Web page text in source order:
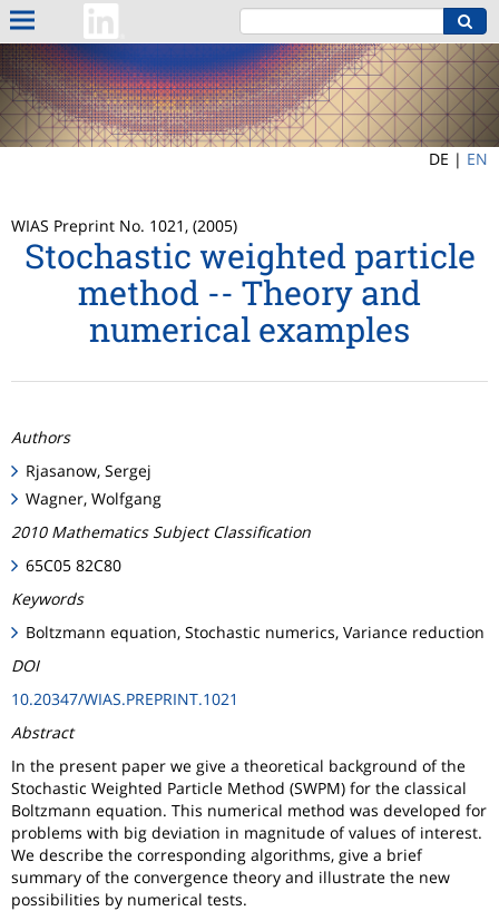
DE | EN
WIAS Preprint No. 1021, (2005)
Stochastic weighted particle
method -- Theory and
numerical examples
Authors
Rjasanow, Sergej
Wagner, Wolfgang
2010 Mathematics Subject Classification
65C05 82C80
Keywords
Boltzmann equation, Stochastic numerics, Variance reduction
DOI
10.20347/WIAS.PREPRINT.1021
Abstract
In the present paper we give a theoretical background of the
Stochastic Weighted Particle Method (SWPM) for the classical
Boltzmann equation. This numerical method was developed for
problems with big deviation in magnitude of values of interest.
We describe the corresponding algorithms, give a brief
summary of the convergence theory and illustrate the new
possibilities by numerical tests.